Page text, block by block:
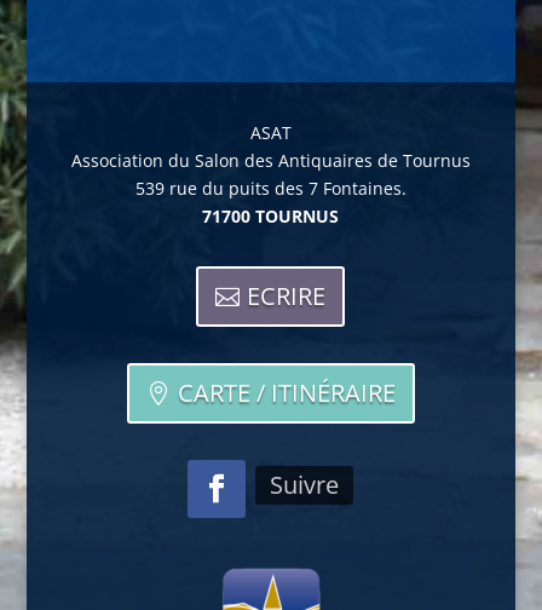
ASAT
Association du Salon des Antiquaires de Tournus
539 rue du puits des 7 Fontaines.
71700 TOURNUS
ECRIRE
CARTE / ITINÉRAIRE
Suivre